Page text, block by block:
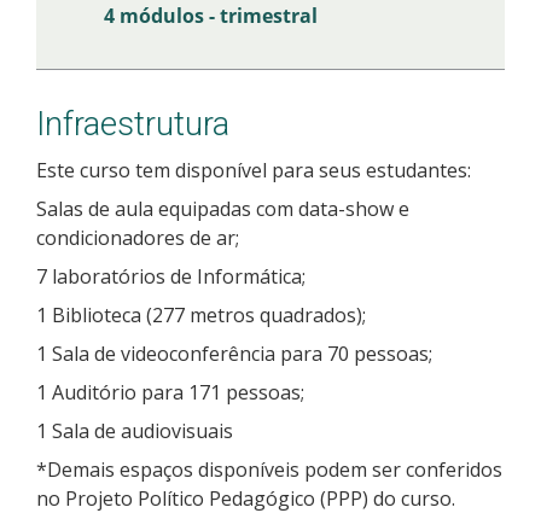
4 módulos - trimestral
Infraestrutura
Este curso tem disponível para seus estudantes:
Salas de aula equipadas com data-show e
condicionadores de ar;
7 laboratórios de Informática;
1 Biblioteca (277 metros quadrados);
1 Sala de videoconferência para 70 pessoas;
1 Auditório para 171 pessoas;
1 Sala de audiovisuais
*Demais espaços disponíveis podem ser conferidos
no Projeto Político Pedagógico (PPP) do curso.